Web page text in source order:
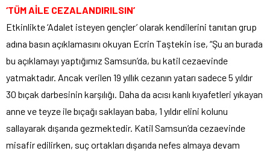
‘TÜM AİLE CEZALANDIRILSIN’
Etkinlikte ‘Adalet isteyen gençler’ olarak kendilerini tanıtan grup
adına basın açıklamasını okuyan Ecrin Taştekin ise, “Şu an burada
bu açıklamayı yaptığımız Samsun’da, bu katil cezaevinde
yatmaktadır. Ancak verilen 19 yıllık cezanın yatarı sadece 5 yıldır
30 bıçak darbesinin karşılığı. Daha da acısı kanlı kıyafetleri yıkayan
anne ve teyze ile bıçağı saklayan baba, 1 yıldır elini kolunu
sallayarak dışarıda gezmektedir. Katil Samsun’da cezaevinde
misafir edilirken, suç ortakları dışarıda nefes almaya devam